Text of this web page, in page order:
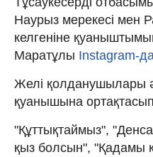
Наурыз мерекесі мен
келгеніне
Маратұлы Instagram-
Желі қолданушылары
қуанышына
"Құттықтаймыз",
қыз болсын", "Қадамы